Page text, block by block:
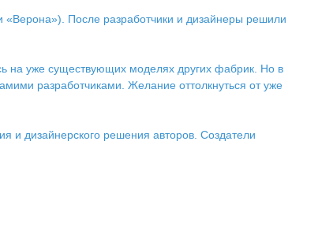
«Верона»). После разработчики и дизайнеры решили
на уже существующих моделях других фабрик. Но в
разработчиками. Желание оттолкнуться от уже
и дизайнерского решения авторов. Создатели